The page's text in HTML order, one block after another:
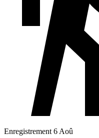
Enregistrement 6 Aoû